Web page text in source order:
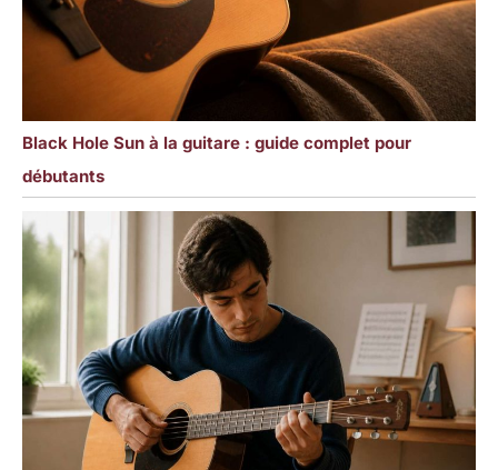
Black Hole Sun à la guitare : guide complet pour
débutants